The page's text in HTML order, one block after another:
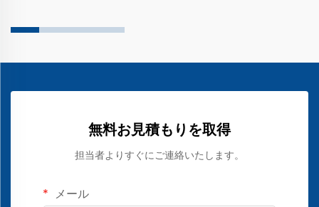
無料お見積もりを取得
担当者よりすぐにご連絡いたします。
メール